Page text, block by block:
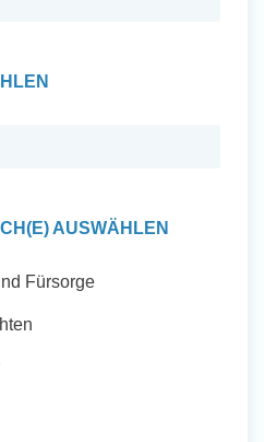
Sammeln
AUSWÄHLEN
Fürsorge